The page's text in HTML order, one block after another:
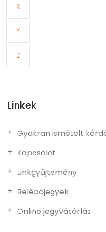
X
Y
Z
Linkek
Gyakran ismételt
Kapcsolat
Linkgyűjtemény
Belépőjegyek
Online jegyvásárlás